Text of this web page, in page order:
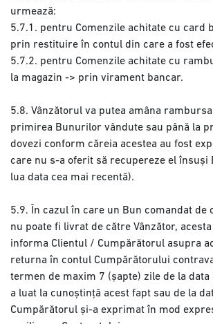
urmează:
5.7.1. pentru Comenzile achitate cu card
prin restituire în contul din care a fost
5.7.2. pentru Comenzile achitate cu
la magazin -> prin virament bancar.
5.8. Vânzătorul va putea amâna
primirea Bunurilor vândute sau până la
dovezi conform căreia acestea au fost
care nu s-a oferit să recupereze el însuși
lua data cea mai recentă).
5.9. În cazul în care un Bun comandat de
nu poate fi livrat de către Vânzător,
informa Clientul / Cumpărătorul asupra
returna în contul Cumpărătorului
termen de maxim 7 (șapte) zile de la data
a luat la cunoștință acest fapt sau de la
Cumpărătorul și-a exprimat în mod